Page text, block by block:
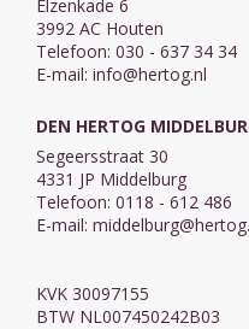
Elzenkade 6
3992 AC Houten
Telefoon: 030 - 637 34 34
E-mail: info@hertog.nl
DEN HERTOG
Segeersstraat 30
4331 JP Middelburg
Telefoon: 0118 - 612 486
E-mail:
KVK 30097155
BTW NL007450242B03